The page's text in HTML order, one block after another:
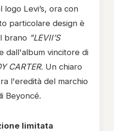
Levi’s, ora con
particolare design è
brano "LEVII’S
dall'album vincitore di
CARTER. Un chiaro
l'eredità del marchio
Beyoncé.
limitata